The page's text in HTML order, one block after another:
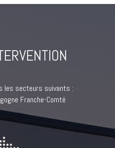
les secteurs suivants :
Franche-Comté